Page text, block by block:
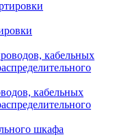
кабельных
шкафа